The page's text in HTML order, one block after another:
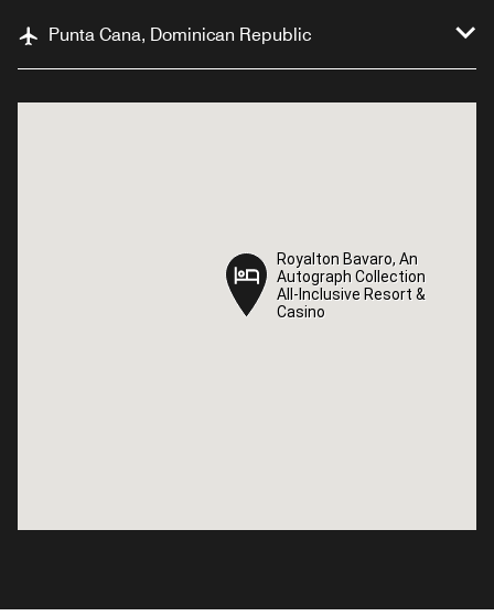
Punta Cana, Dominican Republic
Royalton Bavaro, An
Autograph Collection
All-Inclusive Resort &
Casino
Royalton Bavaro, An
Autograph Collection
All-Inclusive Resort &
Casino